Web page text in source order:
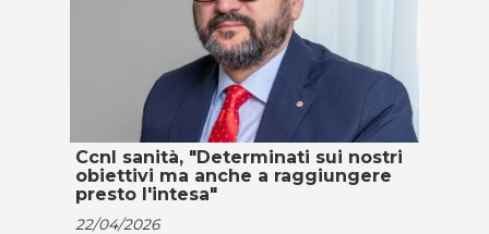
Ccnl sanità, "Determinati sui nostri
obiettivi ma anche a raggiungere
presto l'intesa"
22/04/2026